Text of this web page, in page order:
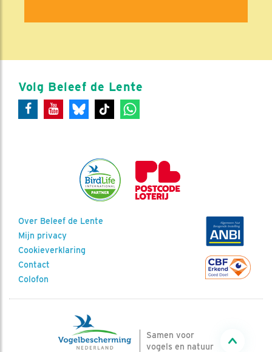
Volg Beleef de Lente
Over Beleef de Lente
Mijn privacy
Cookieverklaring
Contact
Colofon
Samen voor
vogels en natuur